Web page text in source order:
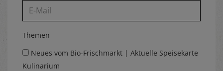
Themen
Neues vom Bio-Frischmarkt | Aktuelle Speisekarte
Kulinarium